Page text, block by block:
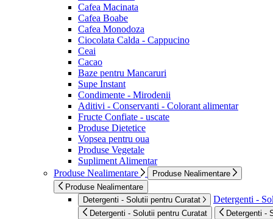
Cafea Macinata
Cafea Boabe
Cafea Monodoza
Ciocolata Calda - Cappucino
Ceai
Cacao
Baze pentru Mancaruri
Supe Instant
Condimente - Mirodenii
Aditivi - Conservanti - Colorant alimentar
Fructe Confiate - uscate
Produse Dietetice
Vopsea pentru oua
Produse Vegetale
Supliment Alimentar
Produse Nealimentare
Produse Nealimentare
Produse Nealimentare
Detergenti - Solutii pentru Curatat
Detergenti -
Detergenti - Solutii pentru Curatat Detergenti -